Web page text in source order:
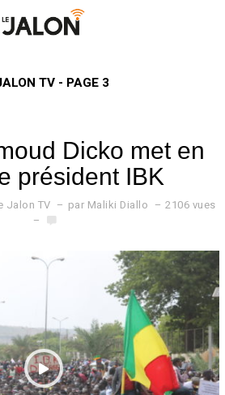
TV - PAGE 3
Dicko met en
président IBK
Jalon TV par Maliki Diallo 2106 vues